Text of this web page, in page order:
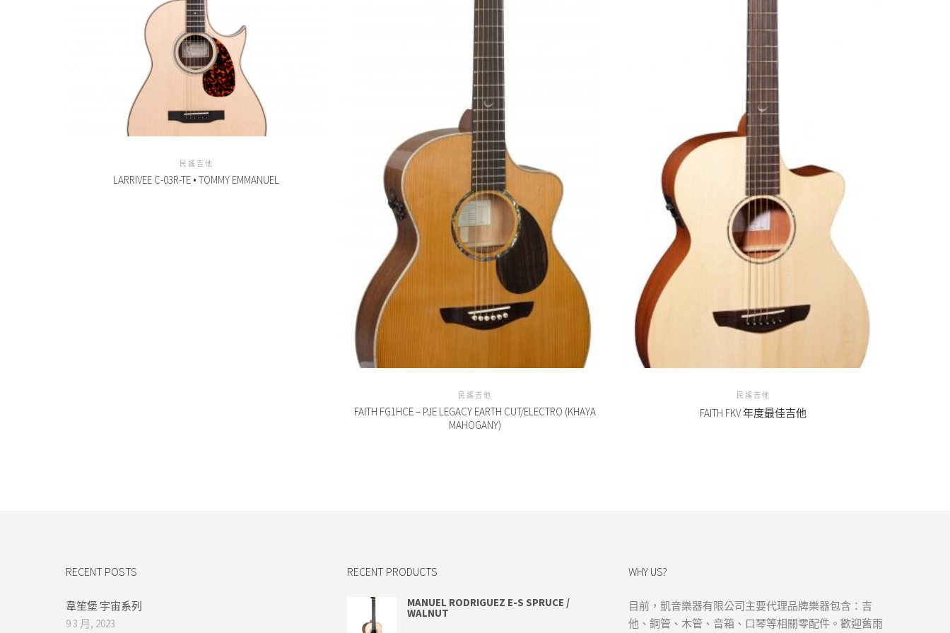
民謠吉他
LARRIVEE C-03R-TE • TOMMY EMMANUEL
民謠吉他
FAITH FG1HCE – PJE LEGACY EARTH CUT/ELECTRO (KHAYA
MAHOGANY)
民謠吉他
FAITH FKV 年度最佳吉他
RECENT POSTS
韋笙堡 宇宙系列
9 3 月, 2023
RECENT PRODUCTS
MANUEL RODRIGUEZ E-S SPRUCE /
WALNUT
WHY US?
目前，凱音樂器有限公司主要代理品牌樂器包含：吉
他、銅管、木管、音箱、口琴等相關零配件。歡迎舊雨